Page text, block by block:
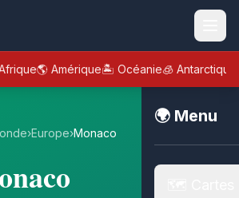
🌎 Amérique🏝️ Océanie🧊 Antarctique
🌍 Menu
›Europe›Monaco